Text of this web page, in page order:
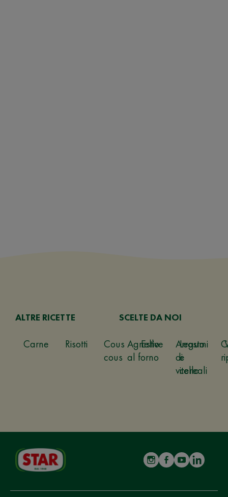
ALTRE RICETTE
Carne Risotti
Cous
cous
Estive
Legumi
e
cereali
SCELTE DA NOI
Agnello
al forno
Arrosto
di
vitello